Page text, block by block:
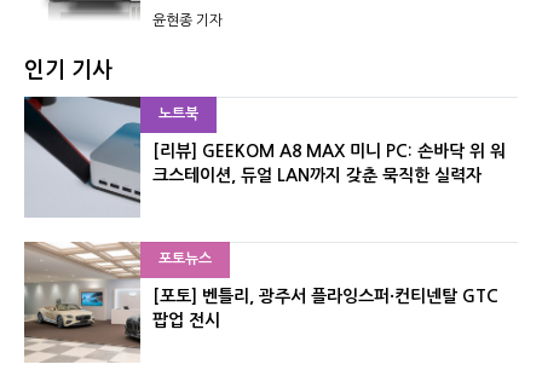
윤현종 기자
인기 기사
노트북
[리뷰] GEEKOM A8 MAX 미니 PC: 손바닥 위 워
크스테이션, 듀얼 LAN까지 갖춘 묵직한 실력자
포토뉴스
[포토] 벤틀리, 광주서 플라잉스퍼·컨티넨탈 GTC
팝업 전시